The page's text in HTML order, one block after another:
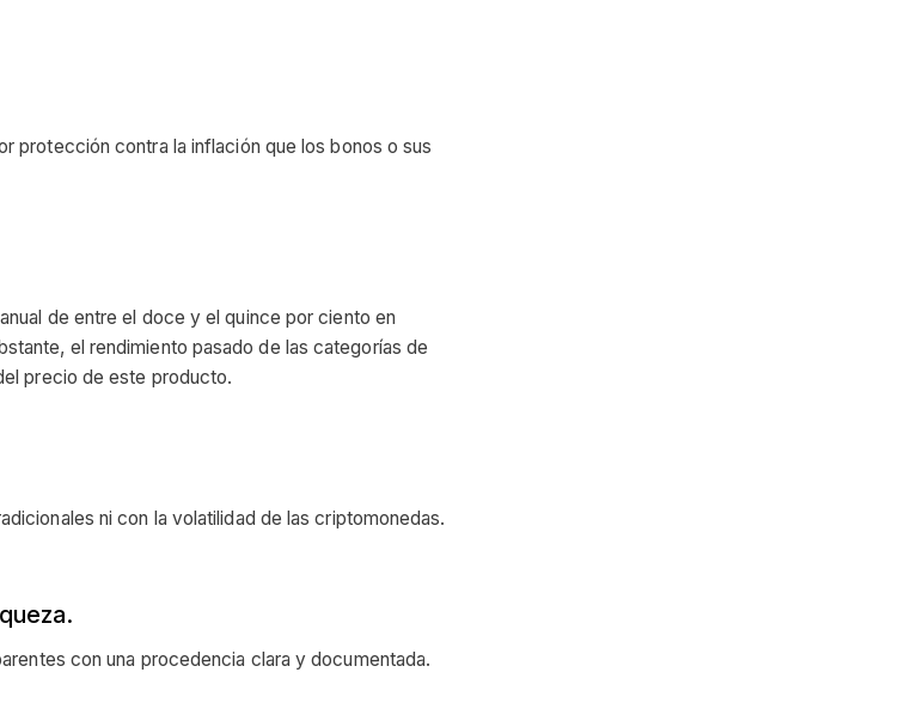
protección contra la inflación que los bonos o sus
de entre el doce y el quince por ciento en
el rendimiento pasado de las categorías de
precio de este producto.
ni con la volatilidad de las criptomonedas.
con una procedencia clara y documentada.